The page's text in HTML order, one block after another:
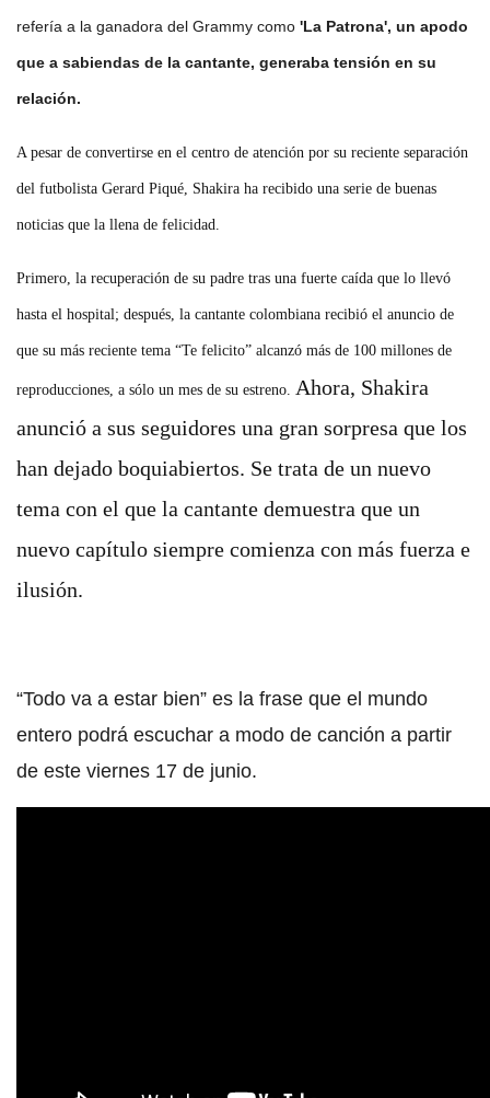
refería a la ganadora del Grammy como 'La Patrona', un apodo
que a sabiendas de la cantante, generaba tensión en su
relación.
A pesar de convertirse en el centro de atención por su reciente separación
del futbolista Gerard Piqué, Shakira ha recibido una serie de buenas
noticias que la llena de felicidad.
Primero, la recuperación de su padre tras una fuerte caída que lo llevó
hasta el hospital; después, la cantante colombiana recibió el anuncio de
que su más reciente tema “Te felicito” alcanzó más de 100 millones de
reproducciones, a sólo un mes de su estreno. Ahora, Shakira
anunció a sus seguidores una gran sorpresa que los
han dejado boquiabiertos. Se trata de un nuevo
tema con el que la cantante demuestra que un
nuevo capítulo siempre comienza con más fuerza e
ilusión.
“Todo va a estar bien” es la frase que el mundo
entero podrá escuchar a modo de canción a partir
de este viernes 17 de junio.